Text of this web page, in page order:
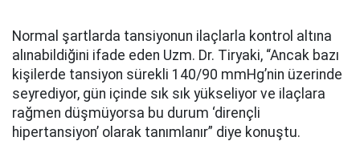
Normal şartlarda tansiyonun ilaçlarla kontrol altına
alınabildiğini ifade eden Uzm. Dr. Tiryaki, “Ancak bazı
kişilerde tansiyon sürekli 140/90 mmHg’nin üzerinde
seyrediyor, gün içinde sık sık yükseliyor ve ilaçlara
rağmen düşmüyorsa bu durum ‘dirençli
hipertansiyon’ olarak tanımlanır” diye konuştu.